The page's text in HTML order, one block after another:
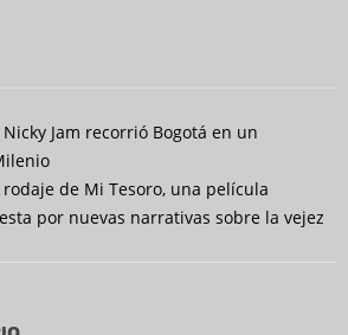
Jam recorrió Bogotá en un
de Mi Tesoro, una película
por nuevas narrativas sobre la vejez